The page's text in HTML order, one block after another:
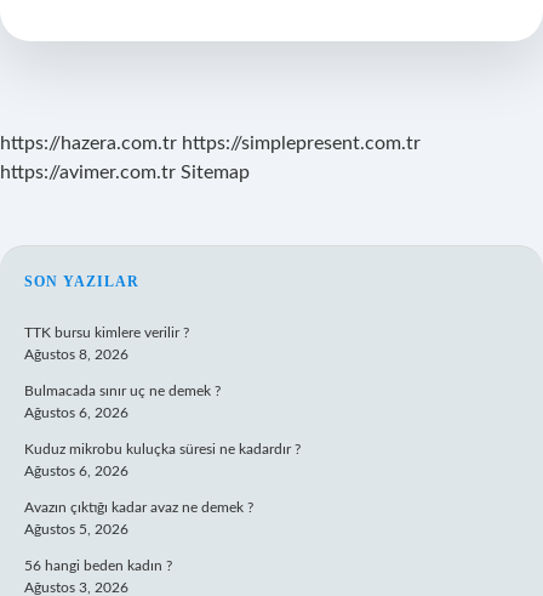
https://hazera.com.tr https://simplepresent.com.tr
https://avimer.com.tr Sitemap
SIDEBAR
SON YAZILAR
TTK bursu kimlere verilir ?
Ağustos 8, 2026
Bulmacada sınır uç ne demek ?
Ağustos 6, 2026
Kuduz mikrobu kuluçka süresi ne kadardır ?
Ağustos 6, 2026
Avazın çıktığı kadar avaz ne demek ?
Ağustos 5, 2026
56 hangi beden kadın ?
Ağustos 3, 2026